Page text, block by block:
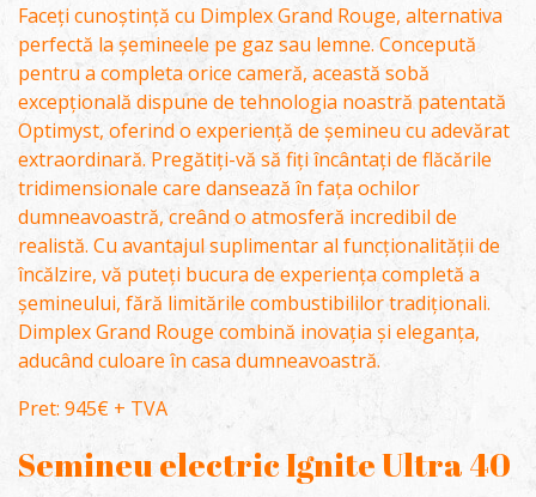
Faceți cunoștință cu Dimplex Grand Rouge, alternativa
perfectă la șemineele pe gaz sau lemne. Concepută
pentru a completa orice cameră, această sobă
excepțională dispune de tehnologia noastră patentată
Optimyst, oferind o experiență de șemineu cu adevărat
extraordinară. Pregătiți-vă să fiți încântați de flăcările
tridimensionale care dansează în fața ochilor
dumneavoastră, creând o atmosferă incredibil de
realistă. Cu avantajul suplimentar al funcționalității de
încălzire, vă puteți bucura de experiența completă a
șemineului, fără limitările combustibililor tradiționali.
Dimplex Grand Rouge combină inovația și eleganța,
aducând culoare în casa dumneavoastră.
Pret: 945€ + TVA
Semineu electric Ignite Ultra 40